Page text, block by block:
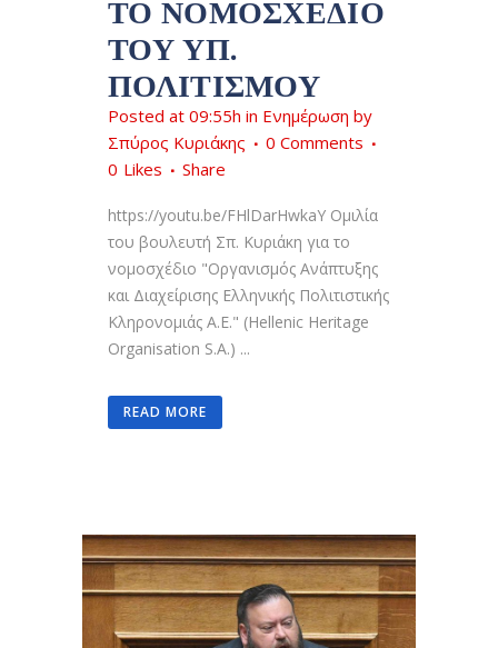
ΤΟ ΝΟΜΟΣΧΈΔΙΟ
ΤΟΥ ΥΠ.
ΠΟΛΙΤΙΣΜΟΎ
Posted at 09:55h in Ενημέρωση by
Σπύρος Κυριάκης
0 Comments
0 Likes Share
https://youtu.be/FHlDarHwkaY Ομιλία
του βουλευτή Σπ. Κυριάκη για το
νομοσχέδιο "Οργανισμός Ανάπτυξης
και Διαχείρισης Ελληνικής Πολιτιστικής
Κληρονομιάς Α.Ε." (Hellenic Heritage
Organisation S.A.) ...
READ MORE